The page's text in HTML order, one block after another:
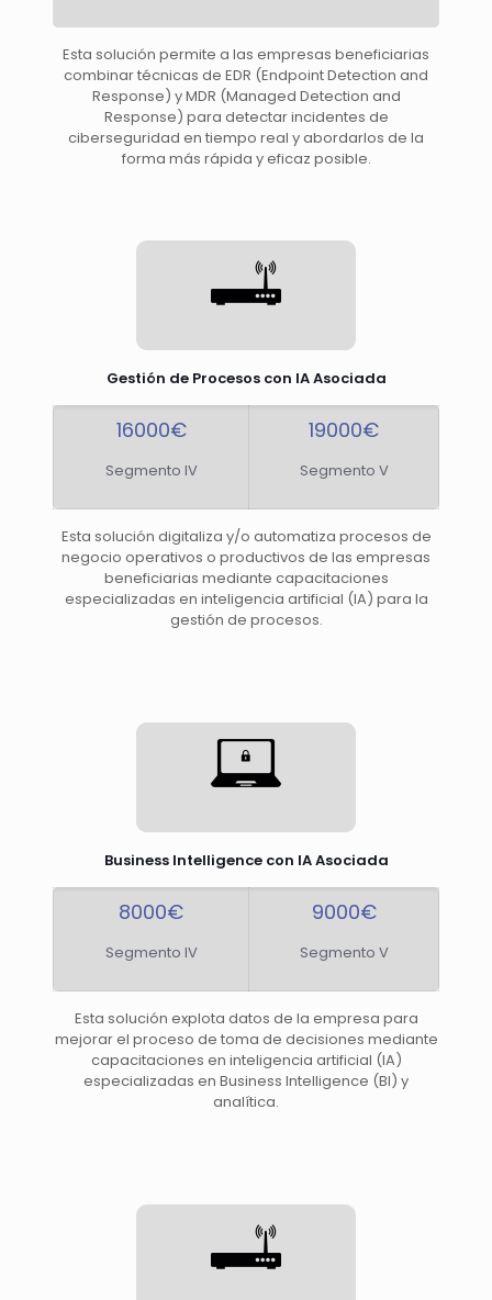
Esta solución permite a las empresas beneficiarias
combinar técnicas de EDR (Endpoint Detection and
Response) y MDR (Managed Detection and
Response) para detectar incidentes de
ciberseguridad en tiempo real y abordarlos de la
forma más rápida y eficaz posible.
Gestión de Procesos con IA Asociada
16000€
Segmento IV
19000€
Segmento V
Esta solución digitaliza y/o automatiza procesos de
negocio operativos o productivos de las empresas
beneficiarias mediante capacitaciones
especializadas en inteligencia artificial (IA) para la
gestión de procesos.
Business Intelligence con IA Asociada
8000€
Segmento IV
9000€
Segmento V
Esta solución explota datos de la empresa para
mejorar el proceso de toma de decisiones mediante
capacitaciones en inteligencia artificial (IA)
especializadas en Business Intelligence (BI) y
analítica.